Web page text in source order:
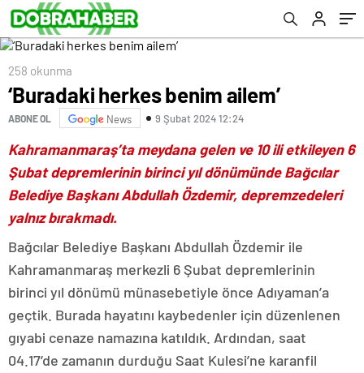
258 okunma
‘Buradaki herkes benim ailem’
ABONE OL News 9 Şubat 2024 12:24
Kahramanmaraş’ta meydana gelen ve 10 ili etkileyen 6
Şubat depremlerinin birinci yıl dönümünde Bağcılar
Belediye Başkanı Abdullah Özdemir, depremzedeleri
yalnız bırakmadı.
Bağcılar Belediye Başkanı Abdullah Özdemir ile
Kahramanmaraş merkezli 6 Şubat depremlerinin
birinci yıl dönümü münasebetiyle önce Adıyaman’a
geçtik. Burada hayatını kaybedenler için düzenlenen
gıyabi cenaze namazına katıldık. Ardından, saat
04.17’de zamanın durduğu Saat Kulesi’ne karanfil